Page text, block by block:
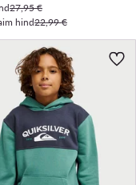
27,95 €
hind22,99 €